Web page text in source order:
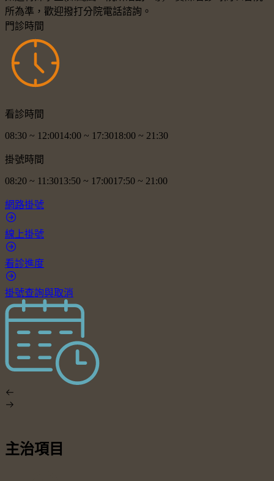
所為準，歡迎撥打分院電話諮詢。
門診時間
看診時間
08:30 ~ 12:0014:00 ~ 17:3018:00 ~ 21:30
掛號時間
08:20 ~ 11:3013:50 ~ 17:0017:50 ~ 21:00
網路掛號
線上掛號
看診進度
掛號查詢與取消
主治項目